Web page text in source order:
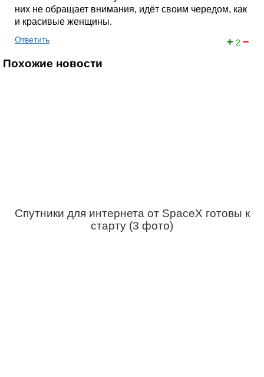
них не обращает внимания, идёт своим чередом, как
и красивые женщины.
+ 2 −
Ответить
Похожие новости
Спутники для интернета от SpaceX готовы к
старту (3 фото)